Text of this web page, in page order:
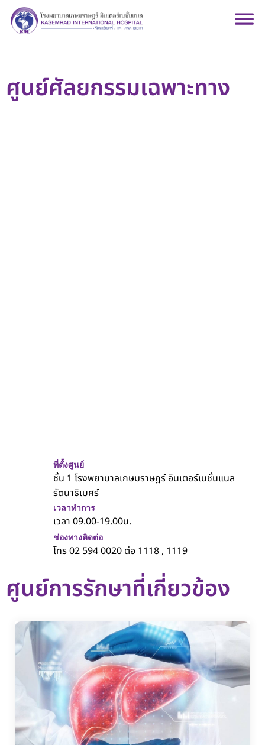
ศูนย์ศัลยกรรมเฉพาะทาง
ที่ตั้งศูนย์
ชั้น 1 โรงพยาบาลเกษมราษฎร์ อินเตอร์เนชั่นแนล
รัตนาธิเบศร์
เวลาทำการ
เวลา 09.00-19.00น.
ช่องทางติดต่อ
โทร 02 594 0020 ต่อ 1118 , 1119
ศูนย์การรักษาที่เกี่ยวข้อง